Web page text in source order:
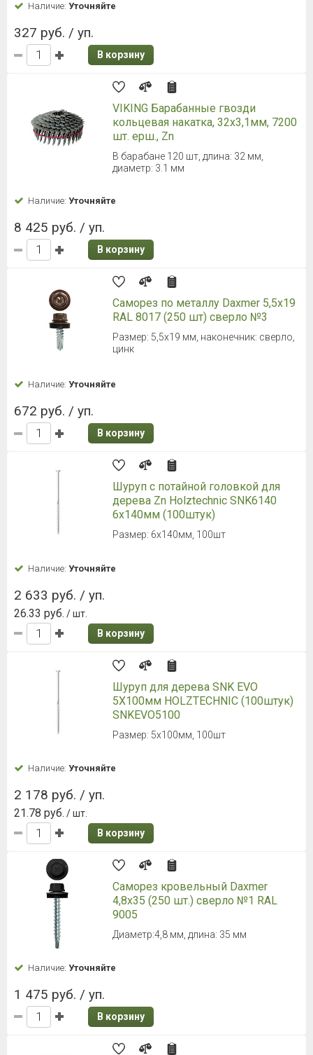
Наличие: Уточняйте
327 руб. / уп.
В корзину
VIKING Барабанные гвозди
кольцевая накатка, 32х3,1мм, 7200
шт. ерш., Zn
В барабане 120 шт, длина: 32 мм,
диаметр: 3.1 мм
Наличие: Уточняйте
8 425 руб. / уп.
В корзину
Саморез по металлу Daxmer 5,5х19
RAL 8017 (250 шт) сверло №3
Размер: 5,5х19 мм, наконечник: сверло,
цинк
Наличие: Уточняйте
672 руб. / уп.
В корзину
Шуруп с потайной головкой для
дерева Zn Holztechnic SNK6140
6х140мм (100штук)
Размер: 6х140мм, 100шт
Наличие: Уточняйте
2 633 руб. / уп.
26.33 руб. / шт.
В корзину
Шуруп для дерева SNK EVO
5X100мм HOLZTECHNIC (100штук)
SNKEVO5100
Размер: 5х100мм, 100шт
Наличие: Уточняйте
2 178 руб. / уп.
21.78 руб. / шт.
В корзину
Саморез кровельный Daxmer
4,8х35 (250 шт.) сверло №1 RAL
9005
Диаметр:4,8 мм, длина: 35 мм
Наличие: Уточняйте
1 475 руб. / уп.
В корзину